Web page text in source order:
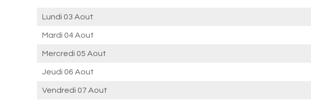
Lundi 03 Aout
Mardi 04 Aout
Mercredi 05 Aout
Jeudi 06 Aout
Vendredi 07 Aout